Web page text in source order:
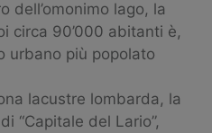
dell’omonimo lago, la
circa 90’000 abitanti è,
urbano più popolato
lacustre lombarda, la
“Capitale del Lario”,